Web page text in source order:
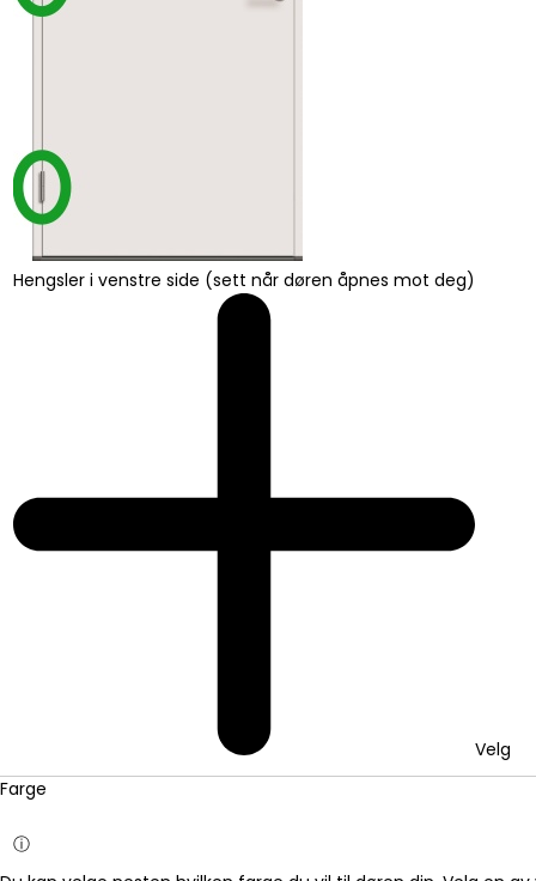
Hengsler i venstre side (sett når døren åpnes mot deg)
Velg
Farge
ⓘ